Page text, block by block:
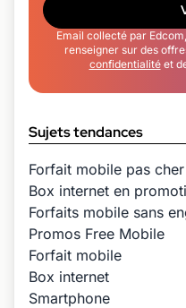
Email collecté par
renseigner sur des
confidentialitéet
Sujets tendances
Forfait mobile pas cher
Box internet en
Forfaits mobile sans
Promos Free Mobile
Forfait mobile
Box internet
Smartphone